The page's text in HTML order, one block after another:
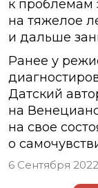
к проблемам
на тяжелое
и дальше
Ранее у
Датский
на
на свое
о
6 Сентября 2022